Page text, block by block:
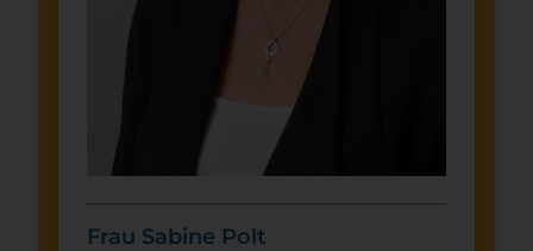
Frau Sabine Polt